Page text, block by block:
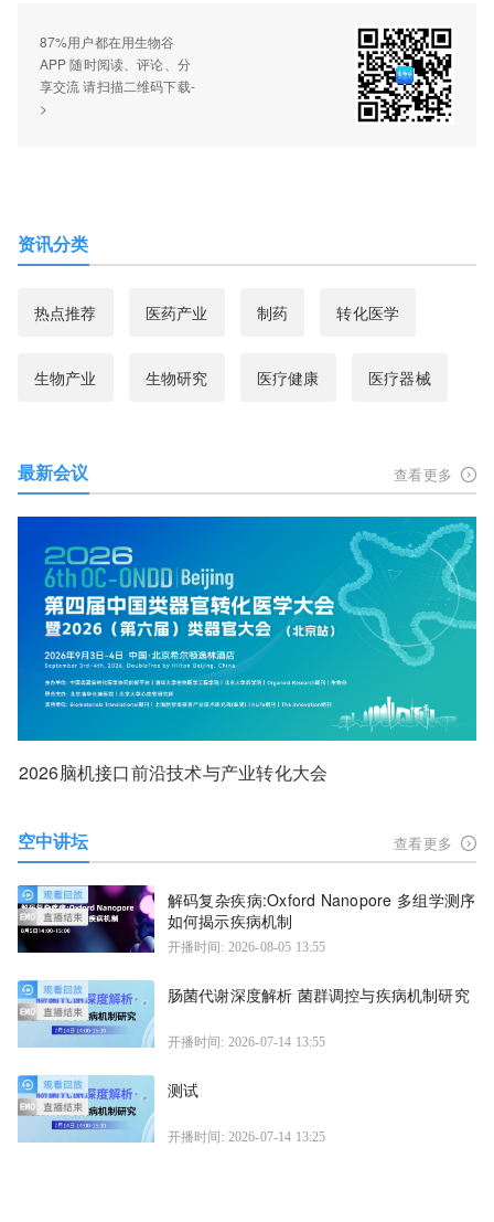
87%用户都在用生物谷
APP 随时阅读、评论、分
享交流 请扫描二维码下载-
>
资讯分类
热点推荐 医药产业 制药 转化医学
生物产业 生物研究 医疗健康 医疗器械
最新会议 查看更多
2026脑机接口前沿技术与产业转化大会
空中讲坛 查看更多
解码复杂疾病:Oxford Nanopore 多组学测序
如何揭示疾病机制
开播时间: 2026-08-05 13:55
肠菌代谢深度解析 菌群调控与疾病机制研究
开播时间: 2026-07-14 13:55
测试
开播时间: 2026-07-14 13:25